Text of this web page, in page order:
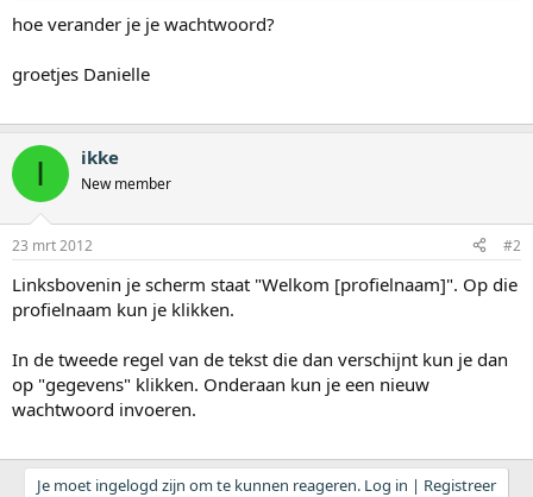
r
e
hoe verander je je wachtwoord?
groetjes Danielle
I ikke
New member
23 mrt 2012 #2
Linksbovenin je scherm staat "Welkom [profielnaam]". Op die
profielnaam kun je klikken.
In de tweede regel van de tekst die dan verschijnt kun je dan
op "gegevens" klikken. Onderaan kun je een nieuw
wachtwoord invoeren.
Je moet ingelogd zijn om te kunnen reageren. Log in | Registreer